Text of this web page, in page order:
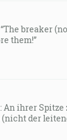
breaker
them!”
An ihrer
der